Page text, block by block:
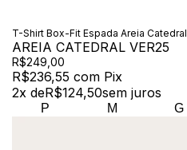
T-Shirt Box-Fit Espada Areia Catedral
AREIA CATEDRAL VER25
R$249,00
R$236,55 com Pix
2x deR$124,50sem juros
P M G